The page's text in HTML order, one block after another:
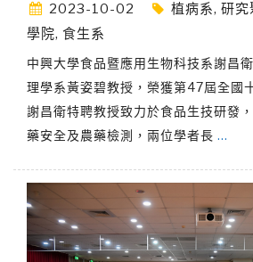
2023-10-02 植病系, 研究
學院, 食生系
中興大學食品暨應用生物科技系謝昌
理學系黃姿碧教授，榮獲第47屆全國
謝昌衛特聘教授致力於食品生技研發
藥安全及農藥檢測，兩位學者長 …